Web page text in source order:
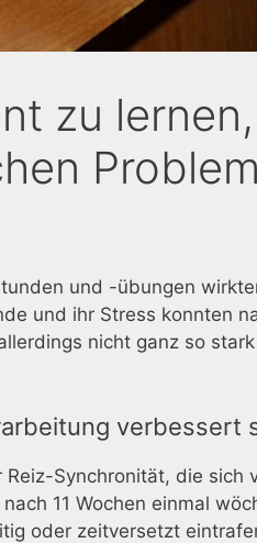
zu
und -übungen
und ihr Stress konnten
nicht ganz so
verbessert
Synchronität, die
11 Wochen einmal
oder zeitversetzt